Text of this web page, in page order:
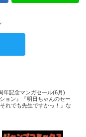
年記念マンガセール(6月)
ョン』『明日ちゃんのセー
れでも先生ですかっ！』な